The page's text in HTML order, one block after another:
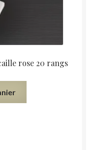
rose 20 rangs